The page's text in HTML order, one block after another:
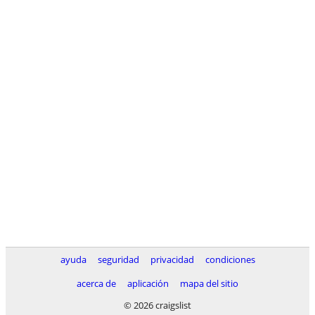
ayuda seguridad privacidad
condiciones
acerca de
aplicación
mapa del sitio
© 2026 craigslist